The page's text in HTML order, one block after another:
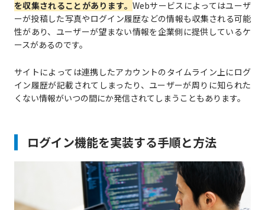
を収集されることがあります。 Webサービスによってはユーザ
ーが投稿した写真やログイン履歴などの情報も収集される可能
性があり、ユーザーが望まない情報を企業側に提供しているケ
ースがあるのです。
サイトによっては連携したアカウントのタイムライン上にログ
イン履歴が記載されてしまったり、ユーザーが周りに知られた
くない情報がいつの間にか発信されてしまうこともあります。
ログイン機能を実装する手順と方法